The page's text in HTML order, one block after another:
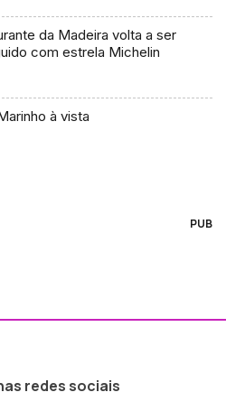
da Madeira volta a ser
com estrela Michelin
à vista
PUB
redes sociais